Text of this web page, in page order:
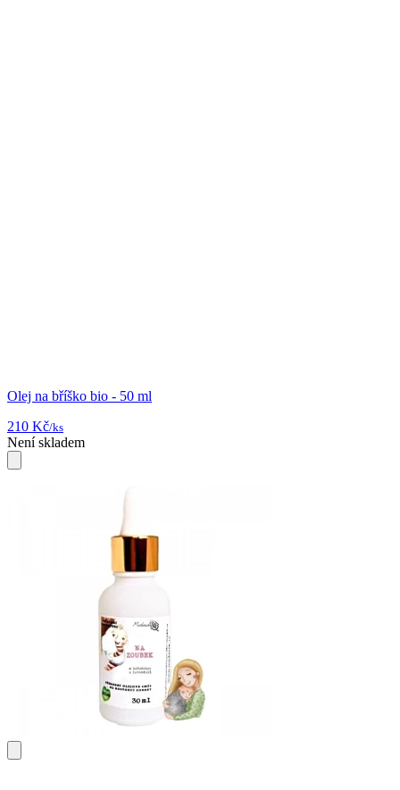
Olej na bříško bio - 50 ml
210 Kč/ks
Není skladem